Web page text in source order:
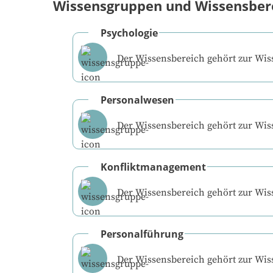
Wissensgruppen und
Psychologie
Der Wissensbereich gehört zur
Personalwesen
Der Wissensbereich gehört zur
Konfliktmanagement
Der Wissensbereich gehört zur
Personalführung
Der Wissensbereich gehört zur